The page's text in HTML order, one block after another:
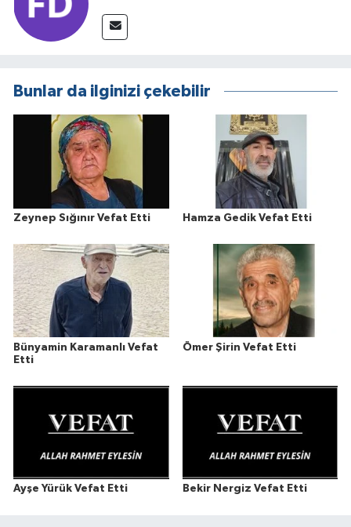
Bunlar da ilginizi çekebilir
Zeynep Sığınır Vefat Etti Hamza Gedik Vefat Etti
Bünyamin Karamanlı Vefat
Etti
Ömer Şirin Vefat Etti
Ayşe Yürük Vefat Etti Bekir Nergiz Vefat Etti